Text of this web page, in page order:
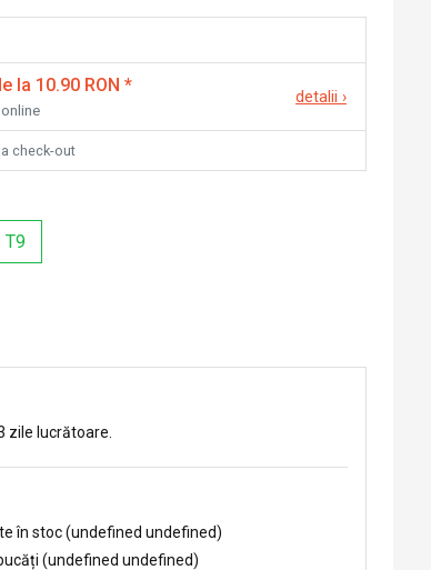
la 10.90 RON *
detalii ›
check-out
T9
zile lucrătoare.
în stoc (undefined undefined)
(undefined undefined)